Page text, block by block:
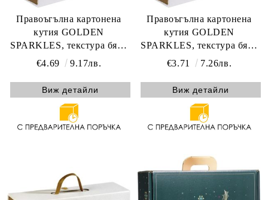
Правоъгълна картонена
кутия GOLDEN
SPARKLES, текстура бяло
и златна дръжка с
18.5 x 9.0 cm, CP330S-W
€4.69 9.17лв.
Виж детайли
Правоъгълна картонена
кутия GOLDEN
SPARKLES, текстура бяло
и златна дръжка с
13.0 x 6.5 cm, CP330XS-W
€3.71 7.26лв.
Виж детайли